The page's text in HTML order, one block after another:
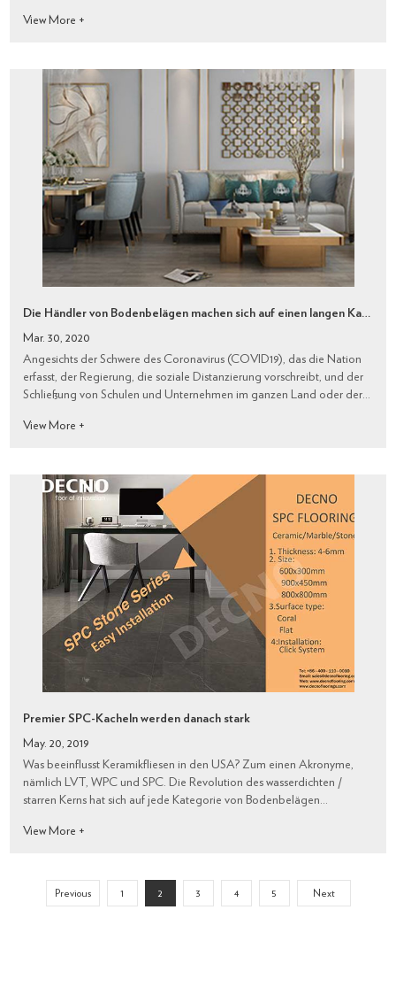
View More +
Die Händler von Bodenbelägen machen sich auf einen langen Kampf gefasst
Mar. 30, 2020
Angesichts der Schwere des Coronavirus (COVID19), das die Nation
erfasst, der Regierung, die soziale Distanzierung vorschreibt, und der
Schließung von Schulen und Unternehmen im ganzen Land oder der
Bodenbelägen gezwungen, sch...
View More +
Premier SPC-Kacheln werden danach stark
May. 20, 2019
Was beeinflusst Keramikfliesen in den USA? Zum einen Akronyme,
nämlich LVT, WPC und SPC. Die Revolution des wasserdichten /
starren Kerns hat sich auf jede Kategorie von Bodenbelägen
immun.
View More +
Previous 1 2 3 4 5 Next